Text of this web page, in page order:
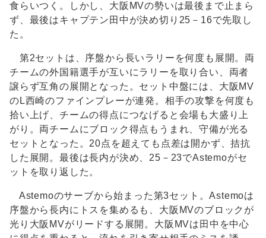
食らいつく。しかし、大阪MVの勢いは最後まで止まら
ず、最後はキャプテン田中が決め切り25－16で先取し
た。
第2セットは、序盤から長いラリーを何度も展開。両
チームの外国籍選手が互いにラリーを取り合い、両者
譲らず互角の展開となった。セット中盤には、大阪MV
のL西崎のファインプレーが連発。相手の攻撃を何度も
拾い上げ、チームの得点につなげると会場も大盛り上
がり。両チームにブロック得点もうまれ、守備が光る
セットとなった。20点を超えても点差は開かず、拮抗
した展開。最後は長内が決め、25－23でAstemoがセ
ットを取り返した。
Astemoのサーブから始まった第3セット。Astemoは
序盤から長内にトスを集めるも、大阪MVのブロックが
光り大阪MVがリードする展開。大阪MVは田中を中心